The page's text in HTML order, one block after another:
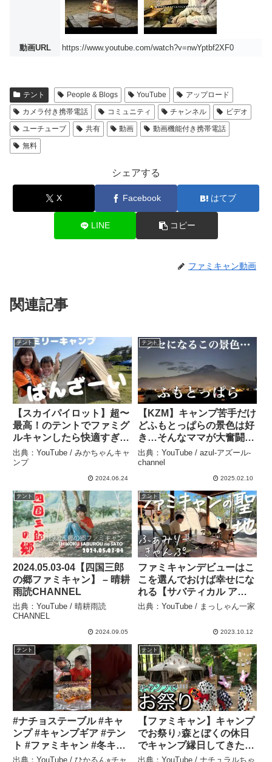
動画URL https://www.youtube.com/watch?v=nwYptbf2XF0
テント People & Blogs YouTube
アップロード
カメラ付き携帯電話
コミュニティ チャンネル
ビデオ
ユーチューブ
共有 動画
動画機能付き携帯電話
無料
シェアする
X Facebook はてブ
LINE コピー
ファミキャン動画
関連記事
テント
【スカイパイロット】超〜
最高！のテントでファミグ
ルキャンしたら快適すぎ
た！ – みかちゃんキャンプ
出典：YouTube / みかちゃんキャ
ンプ
2024.06.24
テント
【KZM】キャンプ苦手だけ
どふもとっぱらの景色は好
き…そんなママが大奮闘す
る回【インナーテント】 –
azul-アズール- channel
出典：YouTube / azul-アズール-
channel
2025.02.10
テント
2024.05.03-04【四国三郎
の郷ファミキャン】 – 晴耕
雨読CHANNEL
出典：YouTube / 晴耕雨読
CHANNEL
2024.09.05
テント
ファミキャンデビューはこ
こを選んでおけば幸せにな
れる【サバティカル アル
ニカ】#20回目の挑戦 – ま
出典：YouTube / まっしゃん一家
2023.10.12
テント
#ナチョステーブル #キャ
ンプ #キャンプギア #テン
ト #ファミキャン #冬キャ
ンプ #ファミリー #キャン
出典：YouTube / ひかるん⭐︎チャ
テント
【ファミキャン】キャンプ
でお祭り♪森とぼくの休日
でキャンプ縁日してきたよ
☆高原なのでちょっと？は
出典：YouTube / ナチュラルちゃ